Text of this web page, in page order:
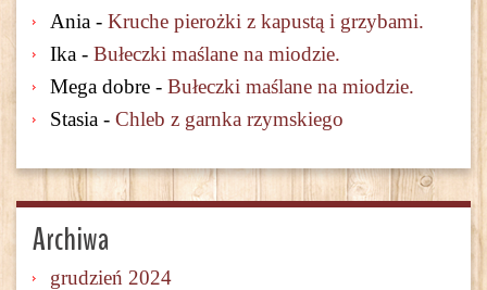
Ania - Kruche pierożki z kapustą i grzybami.
Ika - Bułeczki maślane na miodzie.
Mega dobre - Bułeczki maślane na miodzie.
Stasia - Chleb z garnka rzymskiego
Archiwa
grudzień 2024